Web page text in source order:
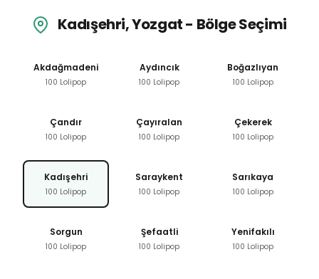
Kadışehri, Yozgat - Bölge Seçimi
Akdağmadeni
100 Lolipop
Aydıncık
100 Lolipop
Boğazlıyan
100 Lolipop
Çandır
100 Lolipop
Çayıralan
100 Lolipop
Çekerek
100 Lolipop
Kadışehri
100 Lolipop
Saraykent
100 Lolipop
Sarıkaya
100 Lolipop
Sorgun
100 Lolipop
Şefaatli
100 Lolipop
Yenifakılı
100 Lolipop